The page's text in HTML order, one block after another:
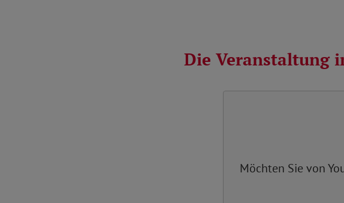
Die Veranstaltung
Möchten Sie von